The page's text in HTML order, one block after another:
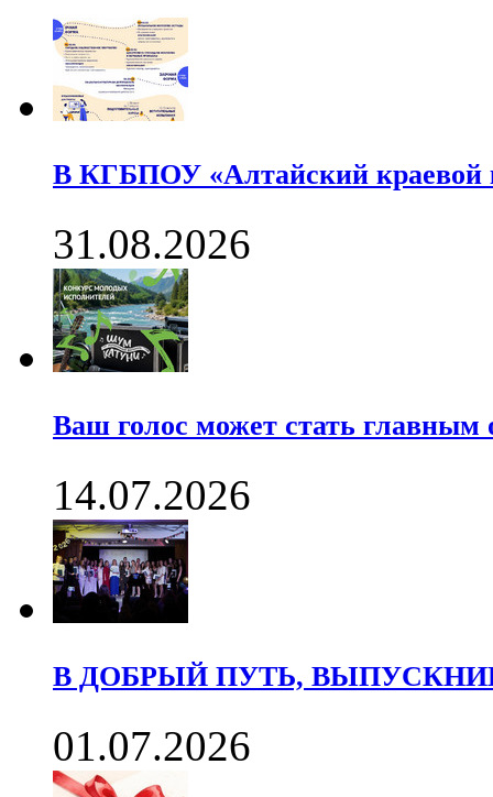
В КГБПОУ «Алтайский краевой
31.08.2026
Ваш голос может стать
14.07.2026
В ДОБРЫЙ ПУТЬ,
01.07.2026